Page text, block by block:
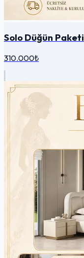
Solo Düğün Paketi
310.000₺